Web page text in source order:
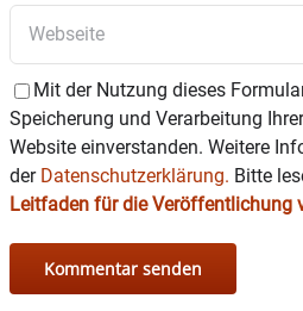
Mit der Nutzung dieses
Speicherung und Verarbeitung
Website einverstanden. Weitere
der Datenschutzerklärung. Bitte
Leitfaden für die Veröffentlichung